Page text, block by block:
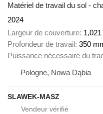
Matériel de travail du sol -
2024
Largeur de couverture
Profondeur de travail 350
Puissance nécessaire du
Pologne, Nowa Dąbia
SLAWEK-MASZ